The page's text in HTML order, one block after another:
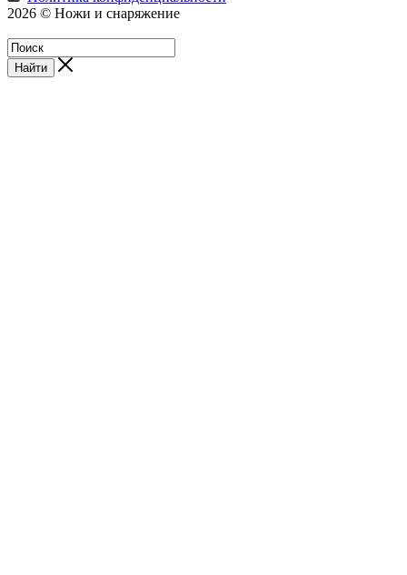
2026 © Ножи и снаряжение
Найти